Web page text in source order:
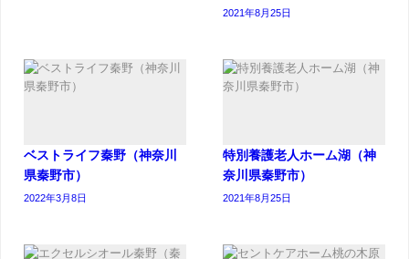
2021年8月25日
ベストライフ秦野（神奈川
県秦野市）
2022年3月8日
特別養護老人ホーム湖（神
奈川県秦野市）
2021年8月25日